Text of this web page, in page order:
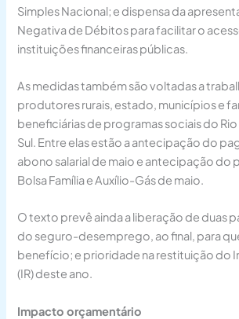
Simples Nacional; e dispensa da
Negativa de Débitos para facilitar o
instituições financeiras públicas.
As medidas também são voltadas a
produtores rurais, estado, municípios e
beneficiárias de programas sociais do
Sul. Entre elas estão a antecipação do
abono salarial de maio e antecipação do
Bolsa Família e Auxílio-Gás de maio.
O texto prevê ainda a liberação de duas
do seguro-desemprego, ao final, para
benefício; e prioridade na restituição do
(IR) deste ano.
Impacto orçamentário